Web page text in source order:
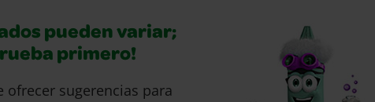
pueden variar;
primero!
ofrecer sugerencias para